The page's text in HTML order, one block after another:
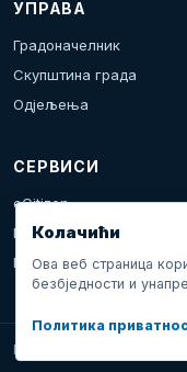
УПРАВА
Градоначелник
Скупштина града
Одјељења
СЕРВИСИ
eCitizen
Пријава проблема
Календар дешавања
Град Добој © 2026. Сва
Колачићи
Ова веб страница
безбједности и
Политика